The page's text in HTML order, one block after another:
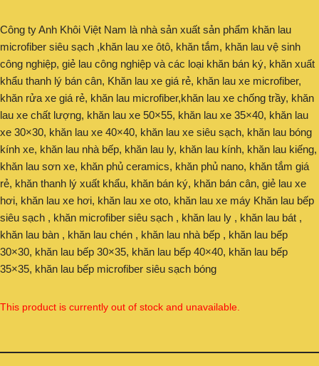
Công ty Anh Khôi Việt Nam là nhà sản xuất sản phẩm khăn lau
microfiber siêu sạch ,khăn lau xe ôtô, khăn tắm, khăn lau vệ sinh
công nghiệp, giẻ lau công nghiệp và các loại khăn bán ký, khăn xuất
khẩu thanh lý bán cân, Khăn lau xe giá rẻ, khăn lau xe microfiber,
khăn rửa xe giá rẻ, khăn lau microfiber,khăn lau xe chống trầy, khăn
lau xe chất lượng, khăn lau xe 50×55, khăn lau xe 35×40, khăn lau
xe 30×30, khăn lau xe 40×40, khăn lau xe siêu sạch, khăn lau bóng
kính xe, khăn lau nhà bếp, khăn lau ly, khăn lau kính, khăn lau kiếng,
khăn lau sơn xe, khăn phủ ceramics, khăn phủ nano, khăn tắm giá
rẻ, khăn thanh lý xuất khẩu, khăn bán ký, khăn bán cân, giẻ lau xe
hơi, khăn lau xe hơi, khăn lau xe oto, khăn lau xe máy Khăn lau bếp
siêu sạch , khăn microfiber siêu sạch , khăn lau ly , khăn lau bát ,
khăn lau bàn , khăn lau chén , khăn lau nhà bếp , khăn lau bếp
30×30, khăn lau bếp 30×35, khăn lau bếp 40×40, khăn lau bếp
35×35, khăn lau bếp microfiber siêu sạch bóng
This product is currently out of stock and unavailable.